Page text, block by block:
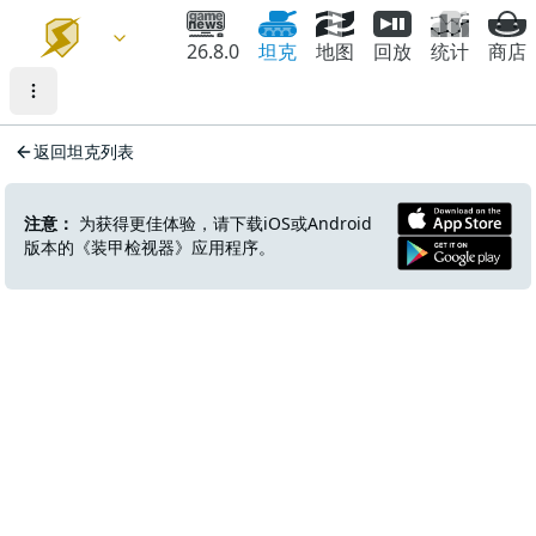
26.8.0 坦克 地图 回放 统计 商店
返回坦克列表
注意： 为获得更佳体验，请下载iOS或Android
版本的《装甲检视器》应用程序。